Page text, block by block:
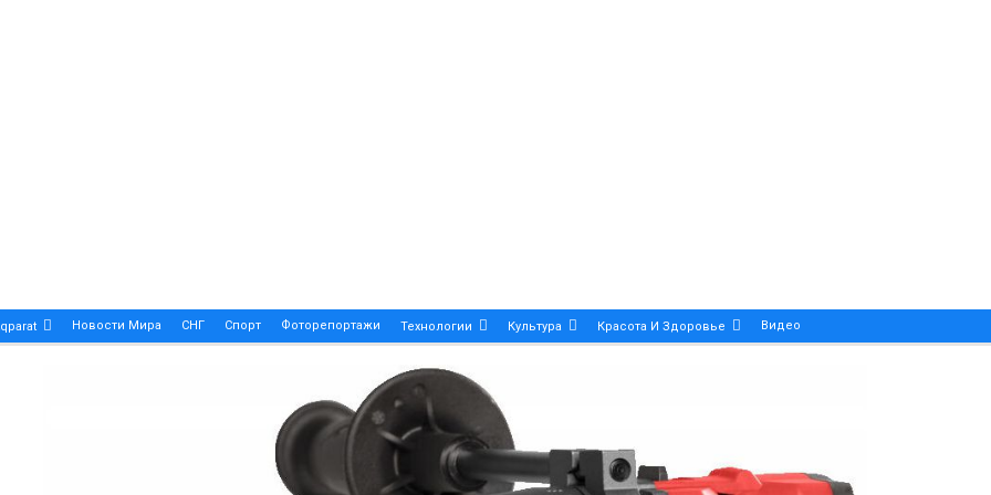
Новости Мира СНГ Спорт Фоторепортажи Технологии Культура Красота И Здоровье Видео
Patek Philippe Calatrava DATE – A True Symbol Of Elegance And Precision